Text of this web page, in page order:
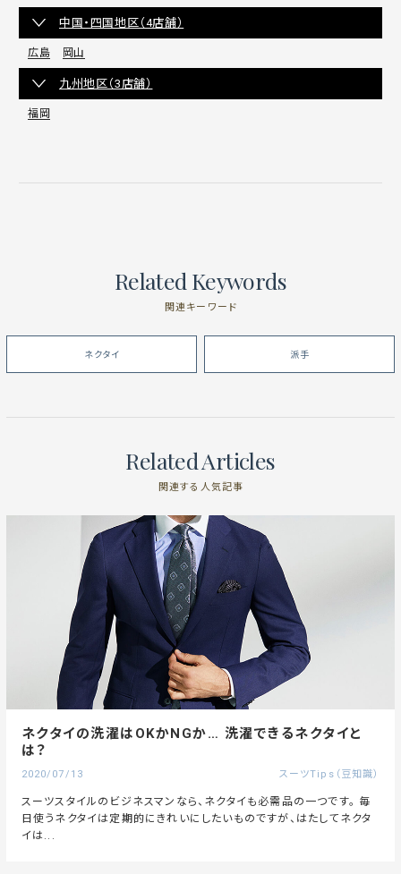
中国・四国地区（4店舗）
広島 岡山
九州地区（3店舗）
福岡
Related Keywords
関連キーワード
ネクタイ 派手
Related Articles
関連する人気記事
ネクタイの洗濯はOKかNGか… 洗濯できるネクタイと
は？
2020/07/13 スーツTips（豆知識）
スーツスタイルのビジネスマンなら、ネクタイも必需品の一つです。 毎
日使うネクタイは定期的にきれいにしたいものですが、はたしてネクタ
イは...